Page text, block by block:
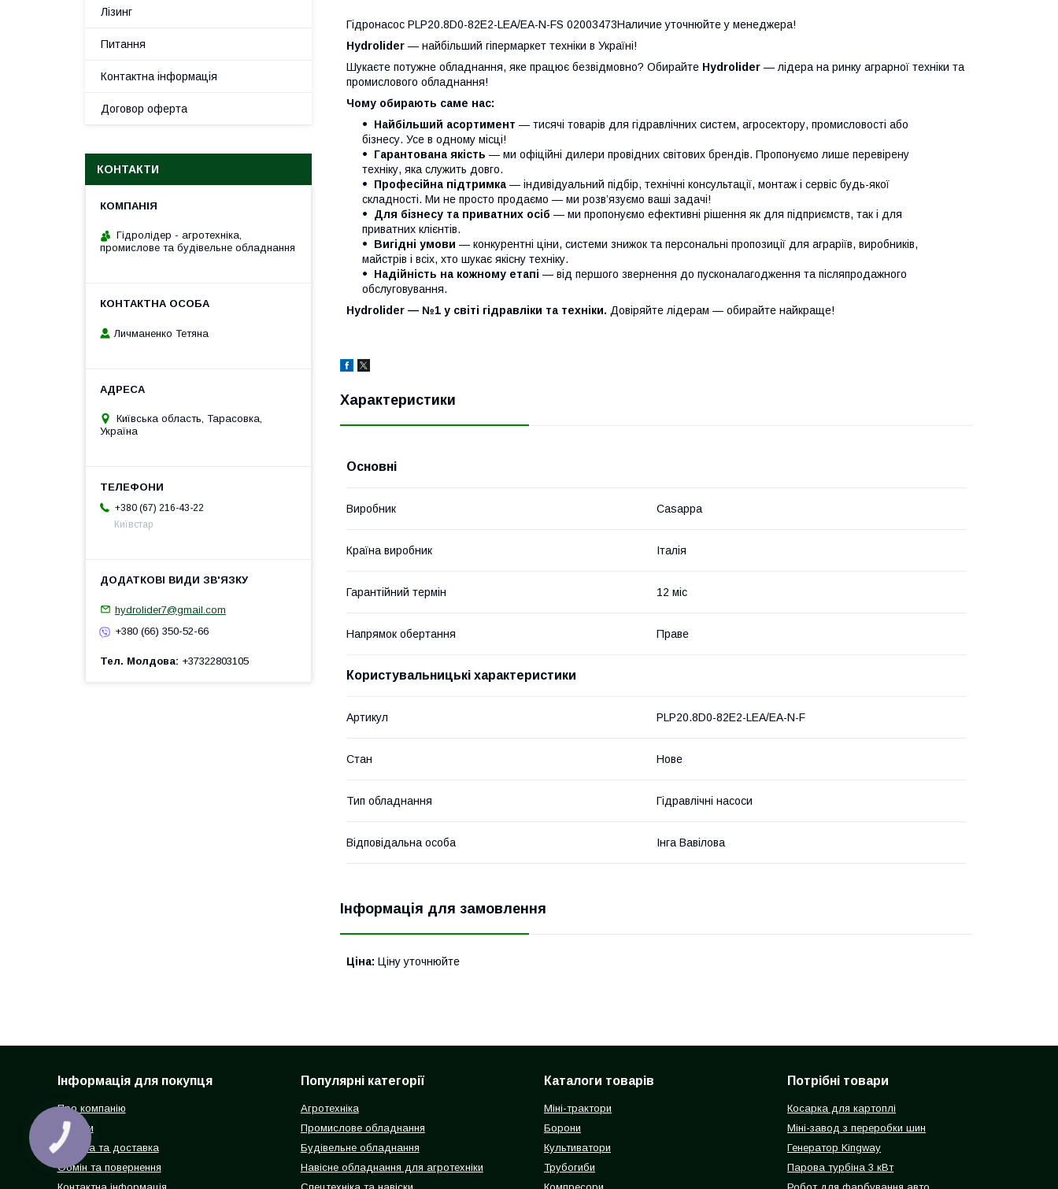
Гідронасос PLP20.8D0-82E2-LEA/EA-N-FS 02003473Наличие уточнюйте у менеджера!
Hydrolider — найбільший гіпермаркет техніки в Україні!
Шукаєте потужне обладнання, яке працює безвідмовно? Обирайте Hydrolider — лідера на ринку аграрної техніки та
промислового обладнання!
Чому обирають саме нас:
Найбільший асортимент — тисячі товарів для гідравлічних систем, агросектору, промисловості або
бізнесу. Усе в одному місці!
Гарантована якість — ми офіційні дилери провідних світових брендів. Пропонуємо лише перевірену
техніку, яка служить довго.
Професійна підтримка — індивідуальний підбір, технічні консультації, монтаж і сервіс будь-якої
складності. Ми не просто продаємо — ми розв’язуємо ваші задачі!
Для бізнесу та приватних осіб — ми пропонуємо ефективні рішення як для підприємств, так і для
приватних клієнтів.
Вигідні умови — конкурентні ціни, системи знижок та персональні пропозиції для аграріїв, виробників,
майстрів і всіх, хто шукає якісну техніку.
Надійність на кожному етапі — від першого звернення до пусконалагодження та післяпродажного
обслуговування.
Hydrolider — №1 у світі гідравліки та техніки. Довіряйте лідерам — обирайте найкраще!
Характеристики
Основні
Виробник Casappa
Країна виробник Італія
Гарантійний термін 12 міс
Напрямок обертання Праве
Користувальницькі характеристики
Артикул PLP20.8D0-82E2-LEA/EA-N-F
Стан Нове
Тип обладнання Гідравлічні насоси
Відповідальна особа Інга Вавілова
Інформація для замовлення
Ціна: Ціну уточнюйте
Лізинг
Питання
Контактна інформація
Договор оферта
КОНТАКТИ
Гідролідер - агротехніка,
промислове та будівельне обладнання
Личманенко Тетяна
Київська область, Тарасовка,
Україна
+380 (67) 216-43-22
Київстар
hydrolider7@gmail.com
+380 (66) 350-52-66
Тел. Молдова +37322803105
Інформація для покупця
Про компанію
Відгуки
Оплата та доставка
Обмін та повернення
Популярні категорії
Агротехніка
Промислове обладнання
Будівельне обладнання
Навісне обладнання для агротехніки
Каталоги товарів
Міні-трактори
Борони
Культиватори
Трубогиби
Потрібні товари
Косарка для картоплі
Міні-завод з переробки шин
Генератор Kingway
Парова турбіна 3 кВт
КНОПКА
ЗВ'ЯЗКУ